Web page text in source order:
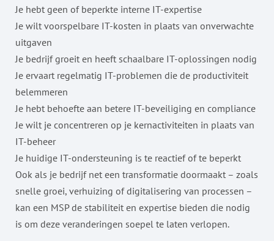
Je hebt geen of beperkte interne IT-expertise
Je wilt voorspelbare IT-kosten in plaats van onverwachte
uitgaven
Je bedrijf groeit en heeft schaalbare IT-oplossingen nodig
Je ervaart regelmatig IT-problemen die de productiviteit
belemmeren
Je hebt behoefte aan betere IT-beveiliging en compliance
Je wilt je concentreren op je kernactiviteiten in plaats van
IT-beheer
Je huidige IT-ondersteuning is te reactief of te beperkt
Ook als je bedrijf net een transformatie doormaakt – zoals
snelle groei, verhuizing of digitalisering van processen –
kan een MSP de stabiliteit en expertise bieden die nodig
is om deze veranderingen soepel te laten verlopen.